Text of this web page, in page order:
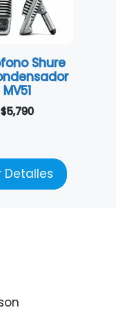
Shure
MV51
$5,790
Detalles